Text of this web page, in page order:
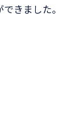
きました。